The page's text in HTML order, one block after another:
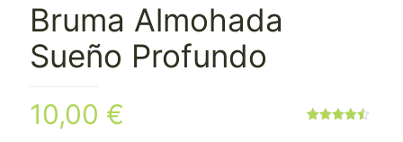
Bruma Almohada
Sueño Profundo
10,00 €